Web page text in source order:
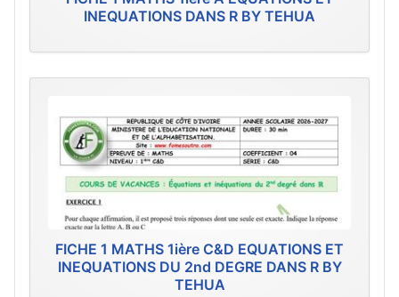
INEQUATIONS DANS R BY TEHUA
FICHE 1 MATHS 1ière C&D EQUATIONS ET
INEQUATIONS DU 2nd DEGRE DANS R BY
TEHUA